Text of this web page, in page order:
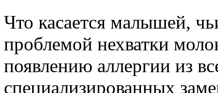
Что касается малышей,
проблемой нехватки
появлению аллергии из
специализированных